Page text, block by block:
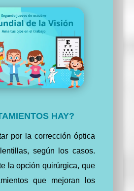
HAY?
por la corrección óptica
según los casos.
la opción quirúrgica, que
que mejoran los